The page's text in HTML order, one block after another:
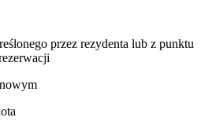
przez rezydenta lub z punktu